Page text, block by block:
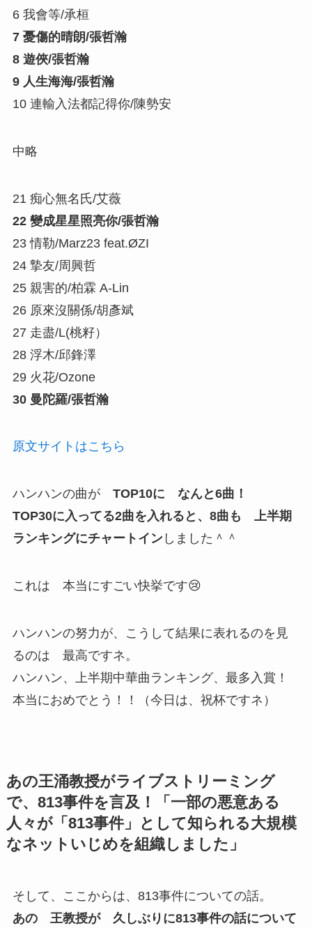
6 我會等/承桓
7 憂傷的晴朗/張哲瀚
8 遊俠/張哲瀚
9 人生海海/張哲瀚
10 連輸入法都記得你/陳勢安
中略
21 痴心無名氏/艾薇
22 變成星星照亮你/張哲瀚
23 情勒/Marz23 feat.ØZI
24 摯友/周興哲
25 親害的/柏霖 A-Lin
26 原來沒關係/胡彥斌
27 走盡/L(桃籽）
28 浮木/邱鋒澤
29 火花/Ozone
30 曼陀羅/張哲瀚
原文サイトはこちら
ハンハンの曲が TOP10に なんと6曲！
TOP30に入ってる2曲を入れると、8曲も 上半期
ランキングにチャートインしました＾＾
これは 本当にすごい快挙です😢
ハンハンの努力が、こうして結果に表れるのを見
るのは 最高ですネ。
ハンハン、上半期中華曲ランキング、最多入賞！
本当におめでとう！！（今日は、祝杯ですネ）
あの王涌教授がライブストリーミング
で、813事件を言及！「一部の悪意ある
人々が「813事件」として知られる大規模
なネットいじめを組織しました」
そして、ここからは、813事件についての話。
あの 王教授が 久しぶりに813事件の話について